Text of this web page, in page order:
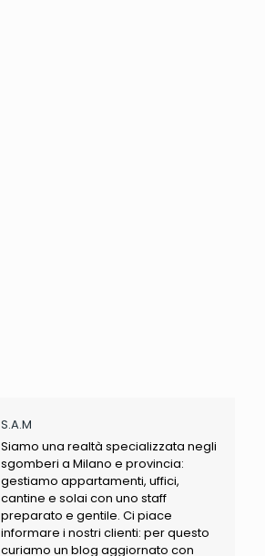
S.A.M
Siamo una realtà specializzata negli
sgomberi a Milano e provincia:
gestiamo appartamenti, uffici,
cantine e solai con uno staff
preparato e gentile. Ci piace
informare i nostri clienti: per questo
curiamo un blog aggiornato con